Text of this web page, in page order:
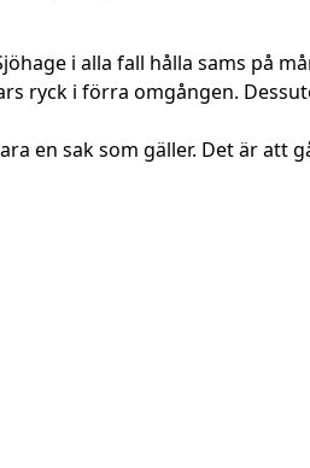
i alla fall hålla sams på
ryck i förra omgången.
en sak som gäller. Det är att